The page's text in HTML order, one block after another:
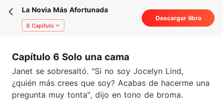
La Novia Más Afortunada
6 Capítulo
Descargar libro
Capítulo 6 Solo una cama
Janet se sobresaltó. "Si no soy Jocelyn Lind,
¿quién más crees que soy? Acabas de hacerme una
pregunta muy tonta", dijo en tono de broma.